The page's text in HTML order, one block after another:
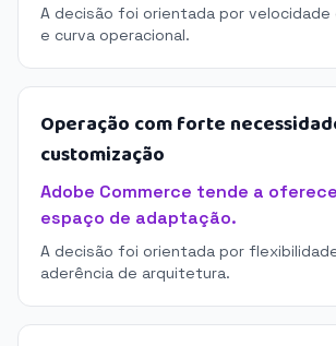
A decisão foi orientada por velocidade
e curva operacional.
Operação com forte
customização
Adobe Commerce tende a
espaço de adaptação.
A decisão foi orientada por
aderência de arquitetura.